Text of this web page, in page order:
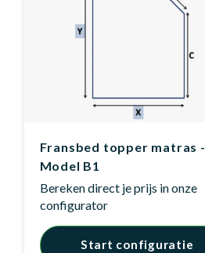
Fransbed topper matras -
Model B1
Bereken direct je prijs in onze
configurator
Start configuratie